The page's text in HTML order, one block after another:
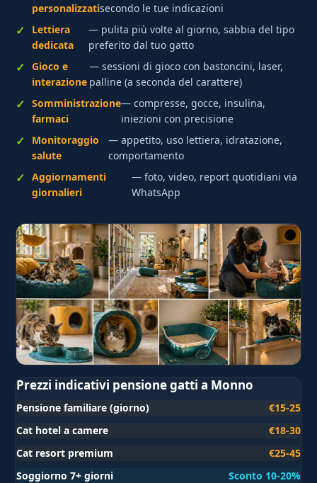
personalizzatisecondo le tue indicazioni
Lettiera
dedicata
— pulita più volte al giorno, sabbia del tipo
preferito dal tuo gatto
Gioco e
interazione
— sessioni di gioco con bastoncini, laser,
palline (a seconda del carattere)
Somministrazione
farmaci
— compresse, gocce, insulina,
iniezioni con precisione
Monitoraggio
salute
— appetito, uso lettiera, idratazione,
comportamento
Aggiornamenti
giornalieri
— foto, video, report quotidiani via
WhatsApp
Prezzi indicativi pensione gatti a Monno
Pensione familiare (giorno)
€15-25
Cat hotel a camere
€18-30
Cat resort premium
€25-45
Soggiorno 7+ giorni
Sconto 10-20%